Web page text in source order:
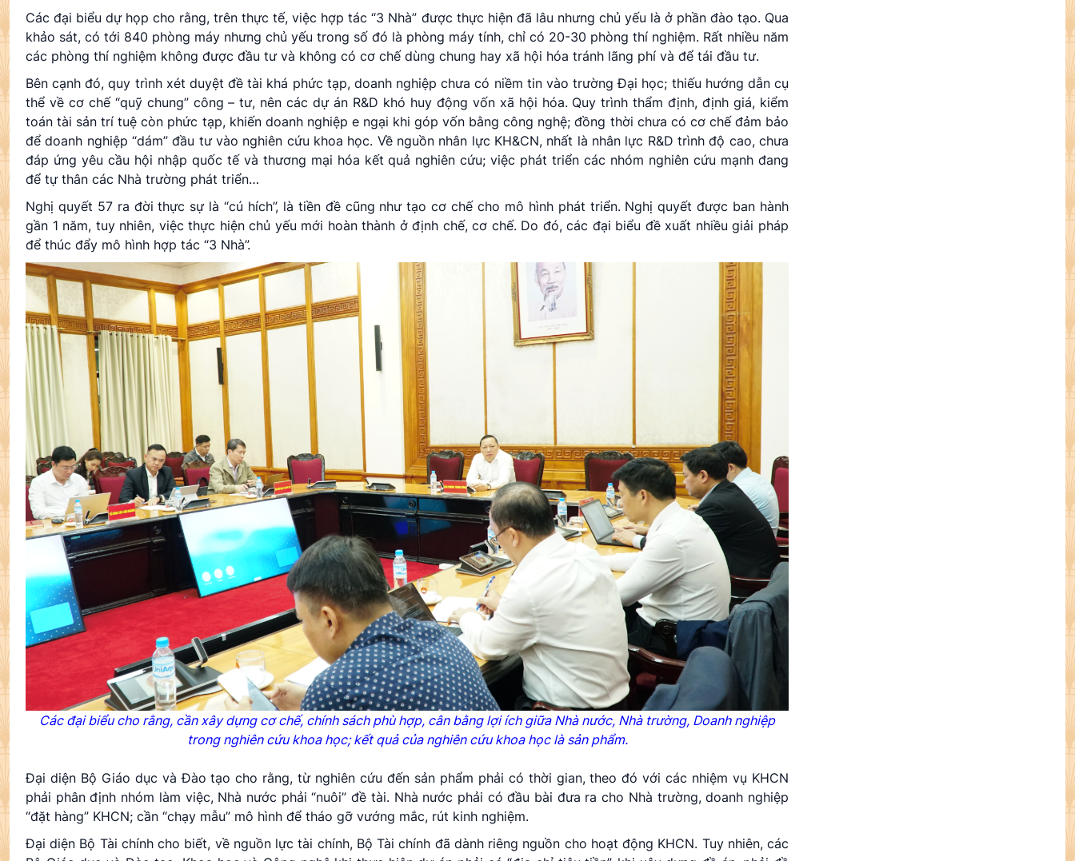
Các đại biểu dự họp cho rằng, trên thực tế, việc hợp tác “3 Nhà” được thực hiện đã lâu nhưng chủ yếu là ở phần đào tạo. Qua
khảo sát, có tới 840 phòng máy nhưng chủ yếu trong số đó là phòng máy tính, chỉ có 20-30 phòng thí nghiệm. Rất nhiều năm
các phòng thí nghiệm không được đầu tư và không có cơ chế dùng chung hay xã hội hóa tránh lãng phí và để tái đầu tư.
Bên cạnh đó, quy trình xét duyệt đề tài khá phức tạp, doanh nghiệp chưa có niềm tin vào trường Đại học; thiếu hướng dẫn cụ
thể về cơ chế “quỹ chung” công – tư, nên các dự án R&D khó huy động vốn xã hội hóa. Quy trình thẩm định, định giá, kiểm
toán tài sản trí tuệ còn phức tạp, khiến doanh nghiệp e ngại khi góp vốn bằng công nghệ; đồng thời chưa có cơ chế đảm bảo
để doanh nghiệp “dám” đầu tư vào nghiên cứu khoa học. Về nguồn nhân lực KH&CN, nhất là nhân lực R&D trình độ cao, chưa
đáp ứng yêu cầu hội nhập quốc tế và thương mại hóa kết quả nghiên cứu; việc phát triển các nhóm nghiên cứu mạnh đang
để tự thân các Nhà trường phát triển…
Nghị quyết 57 ra đời thực sự là “cú hích”, là tiền đề cũng như tạo cơ chế cho mô hình phát triển. Nghị quyết được ban hành
gần 1 năm, tuy nhiên, việc thực hiện chủ yếu mới hoàn thành ở định chế, cơ chế. Do đó, các đại biểu đề xuất nhiều giải pháp
để thúc đẩy mô hình hợp tác “3 Nhà”.
Các đại biểu cho rằng, cần xây dựng cơ chế, chính sách phù hợp, cân bằng lợi ích giữa Nhà nước, Nhà trường, Doanh nghiệp
trong nghiên cứu khoa học; kết quả của nghiên cứu khoa học là sản phẩm.
Đại diện Bộ Giáo dục và Đào tạo cho rằng, từ nghiên cứu đến sản phẩm phải có thời gian, theo đó với các nhiệm vụ KHCN
phải phân định nhóm làm việc, Nhà nước phải “nuôi” đề tài. Nhà nước phải có đầu bài đưa ra cho Nhà trường, doanh nghiệp
“đặt hàng” KHCN; cần “chạy mẫu” mô hình để tháo gỡ vướng mắc, rút kinh nghiệm.
Đại diện Bộ Tài chính cho biết, về nguồn lực tài chính, Bộ Tài chính đã dành riêng nguồn cho hoạt động KHCN. Tuy nhiên, các